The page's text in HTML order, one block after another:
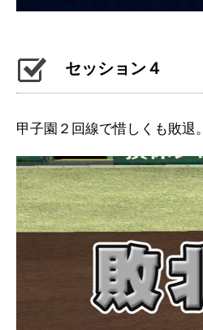
セッション４
甲子園２回線で惜しくも敗退。